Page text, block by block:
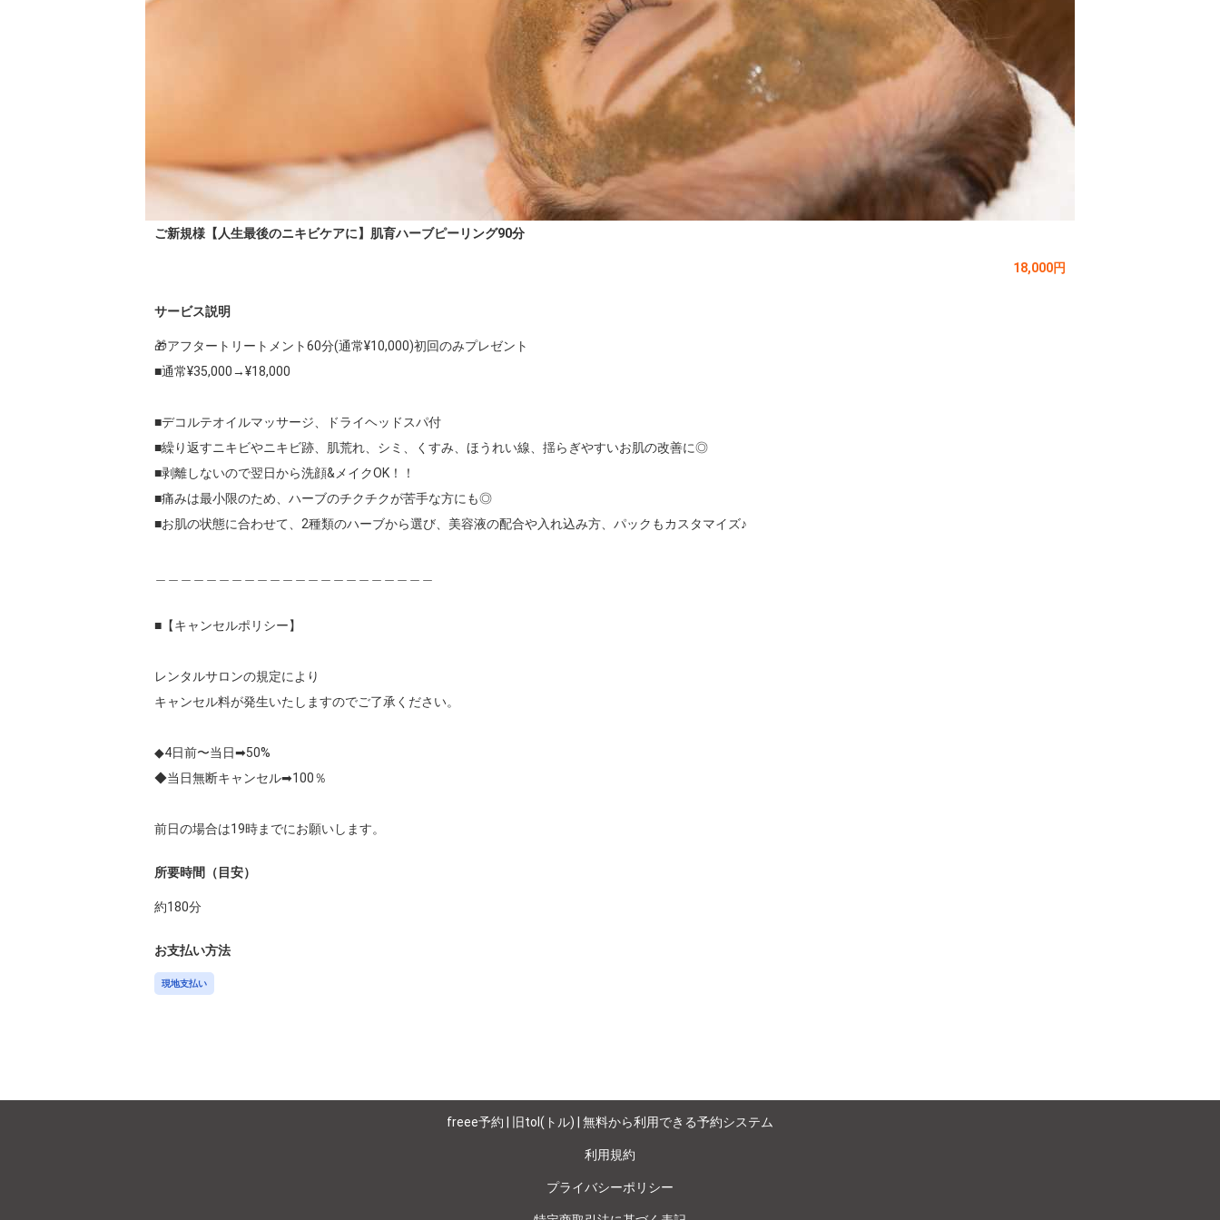
ご新規様【人生最後のニキビケアに】肌育ハーブピーリング90分
18,000円
サービス説明
🎁アフタートリートメント60分(通常¥10,000)初回のみプレゼント
■通常¥35,000→¥18,000
■デコルテオイルマッサージ、ドライヘッドスパ付
■繰り返すニキビやニキビ跡、肌荒れ、シミ、くすみ、ほうれい線、揺らぎやすいお肌の改善に◎
■剥離しないので翌日から洗顔&メイクOK！！
■痛みは最小限のため、ハーブのチクチクが苦手な方にも◎
■お肌の状態に合わせて、2種類のハーブから選び、美容液の配合や入れ込み方、パックもカスタマイズ♪
■【キャンセルポリシー】
レンタルサロンの規定により
キャンセル料が発生いたしますのでご了承ください。
◆4日前〜当日➡︎50%
◆当日無断キャンセル➡︎100％
所要時間（目安）
約180分
お支払い方法
現地支払い
freee予約 | 旧tol(トル) | 無料から利用できる予約システム
利用規約
プライバシーポリシー